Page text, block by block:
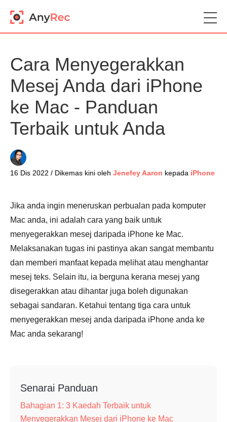
Cara Menyegerakkan
Mesej Anda dari iPhone
ke Mac - Panduan
Terbaik untuk Anda
16 Dis 2022 / Dikemas kini oleh Jenefey Aaron kepada iPhone
Jika anda ingin meneruskan perbualan pada komputer
Mac anda, ini adalah cara yang baik untuk
menyegerakkan mesej daripada iPhone ke Mac.
Melaksanakan tugas ini pastinya akan sangat membantu
dan memberi manfaat kepada melihat atau menghantar
mesej teks. Selain itu, ia berguna kerana mesej yang
disegerakkan atau dihantar juga boleh digunakan
sebagai sandaran. Ketahui tentang tiga cara untuk
menyegerakkan mesej anda daripada iPhone anda ke
Mac anda sekarang!
Senarai Panduan
Bahagian 1: 3 Kaedah Terbaik untuk
Menyegerakkan Mesej dari iPhone ke Mac